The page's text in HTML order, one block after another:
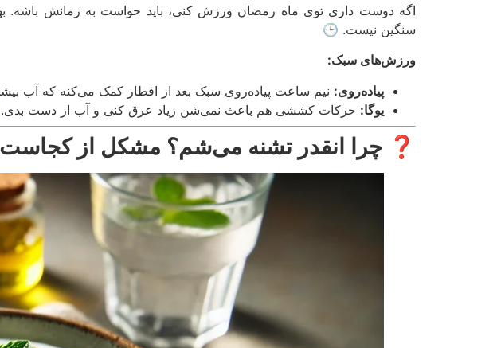
اگه دوست داری توی ماه رمضان ورزش کنی، باید حواست به زمانش
سنگین نیست. 🕒
ورزش‌های سبک:
پیاده‌روی: نیم ساعت پیاده‌روی سبک بعد از افطار کمک می‌کنه که آب
یوگا: حرکات کششی هم باعث نمی‌شن زیاد عرق کنی و آب از دست بدی.
❓ چرا انقدر تشنه می‌شم؟ مشکل از